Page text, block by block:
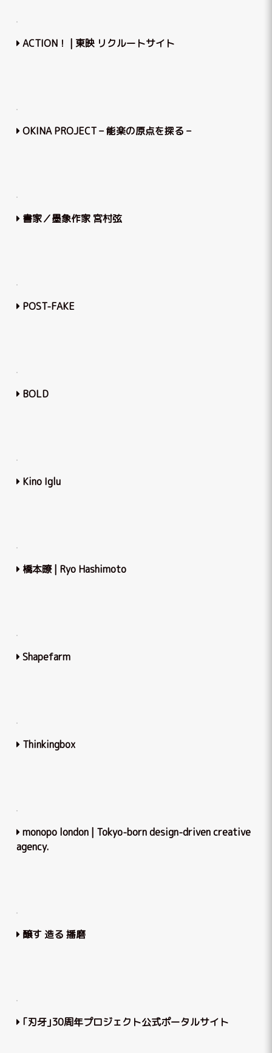
ACTION！ | 東映 リクルートサイト
OKINA PROJECT – 能楽の原点を探る –
書家／墨象作家 宮村弦
POST-FAKE
BOLD
Kino Iglu
橋本暸 | Ryo Hashimoto
Shapefarm
Thinkingbox
monopo london | Tokyo-born design-driven creative
agency.
醸す 造る 播磨
｢刃牙｣30周年プロジェクト公式ポータルサイト